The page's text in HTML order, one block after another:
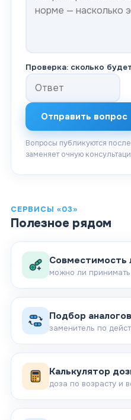
Проверка: сколько будет
Отправить вопрос
Вопросы публикуются
заменяет очную
СЕРВИСЫ «03»
Полезное рядом
Совместимость
можно ли принимать
Подбор аналогов
заменитель по
Калькулятор
доза по возрасту и